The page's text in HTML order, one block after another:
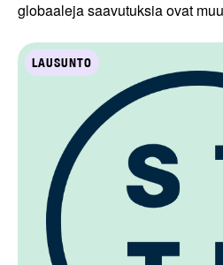
globaaleja saavutuksia ovat
LAUSUNTO